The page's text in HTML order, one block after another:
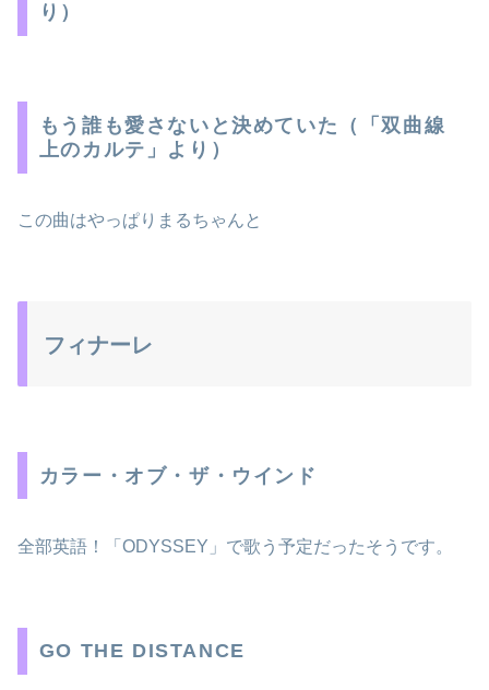
り）
もう誰も愛さないと決めていた（「双曲線
上のカルテ」より）
この曲はやっぱりまるちゃんと
フィナーレ
カラー・オブ・ザ・ウインド
全部英語！「ODYSSEY」で歌う予定だったそうです。
GO THE DISTANCE